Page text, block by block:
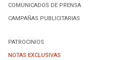
COMUNICADOS DE PRENSA
CAMPAÑAS PUBLICITARIAS
PATROCINIOS
NOTAS EXCLUSIVAS